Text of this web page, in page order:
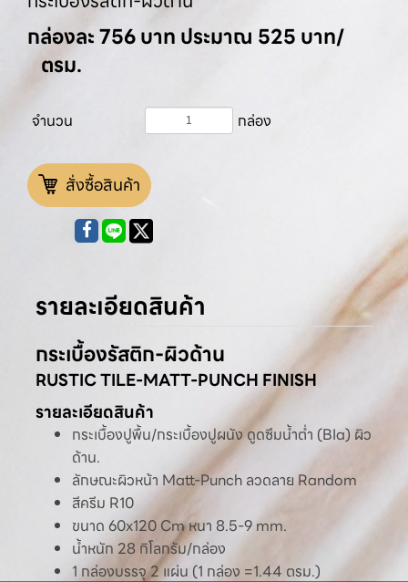
กล่องละ 756 บาท ประมาณ 525 บาท/
ตรม.
จำนวน กล่อง
สั่งซื้อสินค้า
รายละเอียดสินค้า
กระเบื้องรัสติก-ผิวด้าน
RUSTIC TILE-MATT-PUNCH FINISH
รายละเอียดสินค้า
กระเบื้องปูพื้น/กระเบื้องปูผนัง ดูดซึมน้ำต่ำ (BIa) ผิว
ด้าน.
ลักษณะผิวหน้า Matt-Punch ลวดลาย Random
สีครีม R10
ขนาด 60x120 Cm หนา 8.5-9 mm.
น้ำหนัก 28 กิโลกรัม/กล่อง
1 กล่องบรรจุ 2 แผ่น (1 กล่อง =1.44 ตรม.)